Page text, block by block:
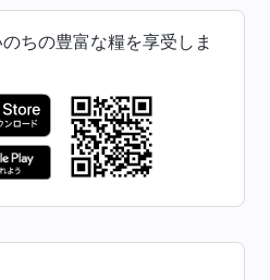
の御言葉: 神の働きを
| 抜粋 219
ちの豊富な糧を享受しま